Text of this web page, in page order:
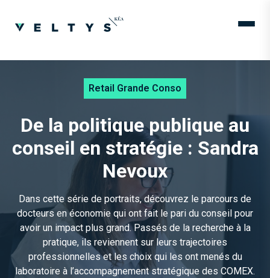
Retail Grande Conso
De la politique publique au
conseil en stratégie : Sandra
Nevoux
Dans cette série de portraits, découvrez le parcours de
docteurs en économie qui ont fait le pari du conseil pour
avoir un impact plus grand. Passés de la recherche à la
pratique, ils reviennent sur leurs trajectoires
professionnelles et les choix qui les ont menés du
laboratoire à l’accompagnement stratégique des COMEX.